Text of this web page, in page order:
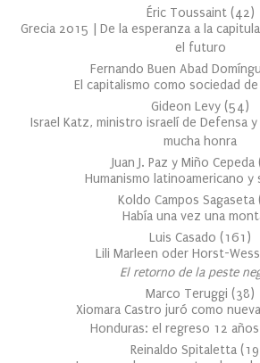
Éric Toussaint (42)
Grecia 2015 | De la esperanza a la
el futuro
Fernando Buen Abad
El capitalismo como sociedad de
Gideon Levy (54)
Israel Katz, ministro israelí de Defensa
mucha honra
Juan J. Paz y Miño Cepeda (
Humanismo latinoamericano y
Koldo Campos Sagaseta (
Había una vez una
Luis Casado (161 )
Lili Marleen oder Horst-
El retorno de la peste
Marco Teruggi (38)
Xiomara Castro juró como
Honduras: el regreso 12
Reinaldo Spitaletta (